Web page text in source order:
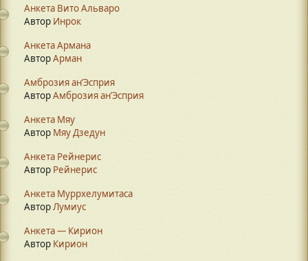
Анкета Вито Альваро
Автор Инрок
Анкета Армана
АвторАрман
Амброзия ан’Эсприя
АвторАмброзия ан’Эсприя
Анкета Мяу
Автор Мяу Дзедун
Анкета Рейнерис
Автор Рейнерис
Анкета Муррхелумитаса
АвторЛумиус
Анкета — Кирион
Автор Кирион